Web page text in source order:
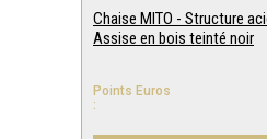
Chaise MITO - Structure
Assise en bois teinté noir
Points Euros
: